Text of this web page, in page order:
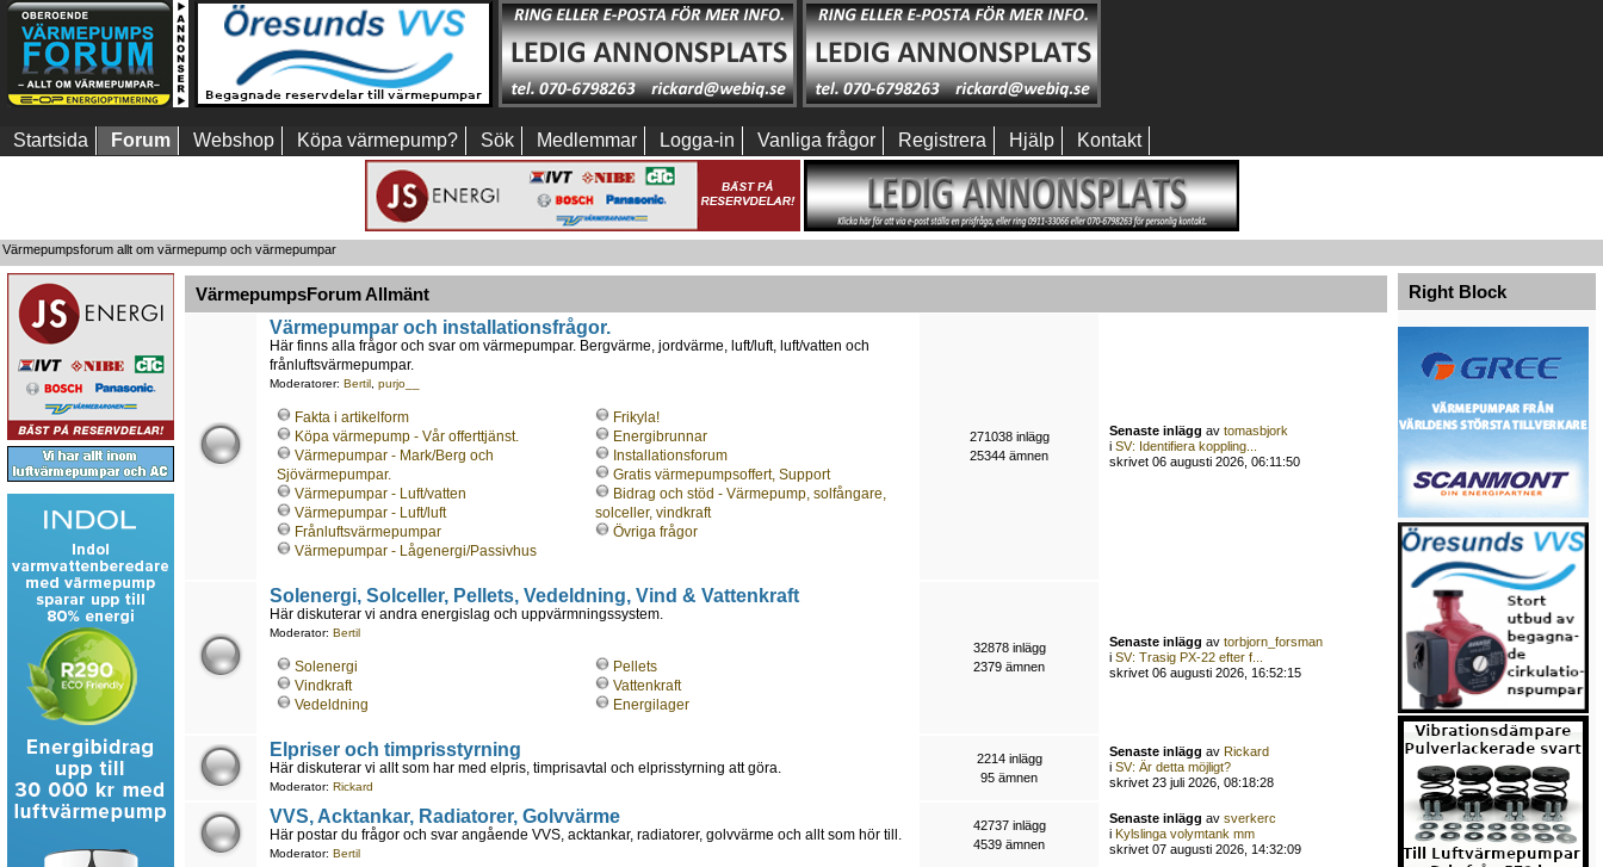
Startsida Forum Webshop Köpa värmepump? Sök Medlemmar Logga-in Vanliga frågor Registrera Hjälp Kontakt
Värmepumpsforum allt om värmepump och värmepumpar
VärmepumpsForum Allmänt
Värmepumpar och installationsfrågor.
Här finns alla frågor och svar om värmepumpar. Bergvärme, jordvärme, luft/luft, luft/vatten och
frånluftsvärmepumpar.
Moderatorer: Bertil, purjo__
Fakta i artikelform
Köpa värmepump - Vår offerttjänst.
Värmepumpar - Mark/Berg och
Sjövärmepumpar.
Värmepumpar - Luft/vatten
Värmepumpar - Luft/luft
Frånluftsvärmepumpar
Värmepumpar - Lågenergi/Passivhus
Frikyla!
Energibrunnar
Installationsforum
Gratis värmepumpsoffert, Support
Bidrag och stöd - Värmepump, solfångare,
solceller, vindkraft
Övriga frågor
271038 inlägg
25344 ämnen
Senaste inlägg avtomasbjork
iSV: Identifiera koppling...
skrivet 06 augusti 2026, 06:11:50
Solenergi, Solceller, Pellets, Vedeldning, Vind & Vattenkraft
Här diskuterar vi andra energislag och uppvärmningssystem.
Moderator: Bertil
Solenergi
Vindkraft
Vedeldning
Pellets
Vattenkraft
Energilager
32878 inlägg
2379 ämnen
Senaste inlägg avtorbjorn_forsman
iSV: Trasig PX-22 efter f...
skrivet 06 augusti 2026, 16:52:15
Elpriser och timprisstyrning
Här diskuterar vi allt som har med elpris, timprisavtal och elprisstyrning att göra.
Moderator: Rickard
2214 inlägg
95 ämnen
Senaste inlägg avRickard
iSV: Är detta möjligt?
skrivet 23 juli 2026, 08:18:28
VVS, Acktankar, Radiatorer, Golvvärme
Här postar du frågor och svar angående VVS, acktankar, radiatorer, golvvärme och allt som hör till.
Moderator: Bertil
42737 inlägg
4539 ämnen
Senaste inlägg avsverkerc
iKylslinga volymtank mm
skrivet 07 augusti 2026, 14:32:09
Right Block